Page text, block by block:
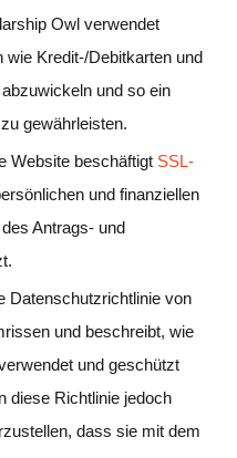
Owl verwendet
Kredit-/Debitkarten und
und so ein
gewährleisten.
Website beschäftigt SSL-
und finanziellen
Antrags- und
Datenschutzrichtlinie von
und beschreibt, wie
und geschützt
diese Richtlinie jedoch
dass sie mit dem